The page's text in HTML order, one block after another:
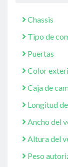
Chassis
Tipo de
Puertas
Color
Caja de
Longitud
Ancho del
Altura del
Peso